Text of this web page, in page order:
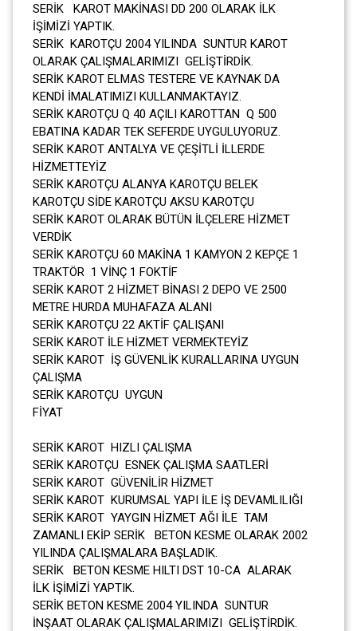
SERİK KAROT MAKİNASI DD 200 OLARAK İLK
İŞİMİZİ YAPTIK.
SERİK KAROTÇU 2004 YILINDA SUNTUR KAROT
OLARAK ÇALIŞMALARIMIZI GELİŞTİRDİK.
SERİK KAROT ELMAS TESTERE VE KAYNAK DA
KENDİ İMALATIMIZI KULLANMAKTAYIZ.
SERİK KAROTÇU Q 40 AÇILI KAROTTAN Q 500
EBATINA KADAR TEK SEFERDE UYGULUYORUZ.
SERİK KAROT ANTALYA VE ÇEŞİTLİ İLLERDE
HİZMETTEYİZ
SERİK KAROTÇU ALANYA KAROTÇU BELEK
KAROTÇU SİDE KAROTÇU AKSU KAROTÇU
SERİK KAROT OLARAK BÜTÜN İLÇELERE HİZMET
VERDİK
SERİK KAROTÇU 60 MAKİNA 1 KAMYON 2 KEPÇE 1
TRAKTÖR 1 VİNÇ 1 FOKTİF
SERİK KAROT 2 HİZMET BİNASI 2 DEPO VE 2500
METRE HURDA MUHAFAZA ALANI
SERİK KAROTÇU 22 AKTİF ÇALIŞANI
SERİK KAROT İLE HİZMET VERMEKTEYİZ
SERİK KAROT İŞ GÜVENLİK KURALLARINA UYGUN
ÇALIŞMA
SERİK KAROTÇU UYGUN
FİYAT
SERİK KAROT HIZLI ÇALIŞMA
SERİK KAROTÇU ESNEK ÇALIŞMA SAATLERİ
SERİK KAROT GÜVENİLİR HİZMET
SERİK KAROT KURUMSAL YAPI İLE İŞ DEVAMLILIĞI
SERİK KAROT YAYGIN HİZMET AĞI İLE TAM
ZAMANLI EKİP SERİK BETON KESME OLARAK 2002
YILINDA ÇALIŞMALARA BAŞLADIK.
SERİK BETON KESME HILTI DST 10-CA ALARAK
İLK İŞİMİZİ YAPTIK.
SERİK BETON KESME 2004 YILINDA SUNTUR
İNŞAAT OLARAK ÇALIŞMALARIMIZI GELİŞTİRDİK.